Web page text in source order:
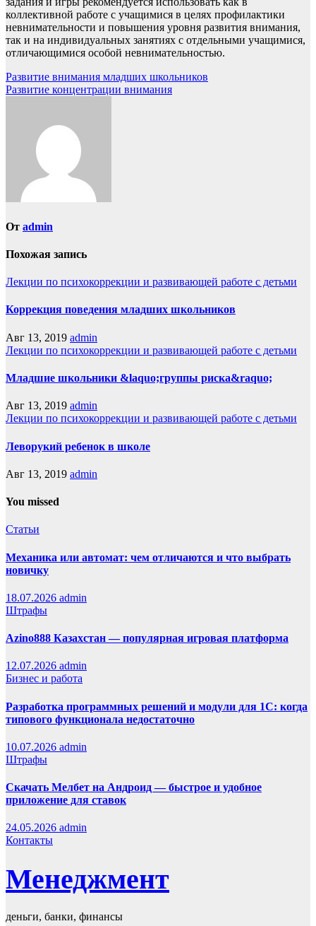
коллективной работе с учащимися в целях профилактики
невнимательности и повышения уровня развития внимания,
так и на индивидуальных занятиях с отдельными учащимися,
отличающимися особой невнимательностью.
Навигация
по
Развитие внимания младших школьников
Развитие концентрации внимания
От admin
Похожая запись
Лекции по психокоррекции и развивающей работе с детьми
Коррекция поведения младших школьников
Авг 13, 2019 admin
Лекции по психокоррекции и развивающей работе с детьми
Младшие школьники &laquo;группы риска&raquo;
Авг 13, 2019 admin
Лекции по психокоррекции и развивающей работе с детьми
Леворукий ребенок в школе
Авг 13, 2019 admin
You missed
Статьи
Механика или автомат: чем отличаются и что выбрать
новичку
18.07.2026 admin
Штрафы
Azino888 Казахстан — популярная игровая платформа
12.07.2026 admin
Бизнес и работа
Разработка программных решений и модули для 1С: когда
типового функционала недостаточно
10.07.2026 admin
Штрафы
Скачать Мелбет на Андроид — быстрое и удобное
приложение для ставок
24.05.2026 admin
Контакты
Менеджмент
деньги, банки, финансы